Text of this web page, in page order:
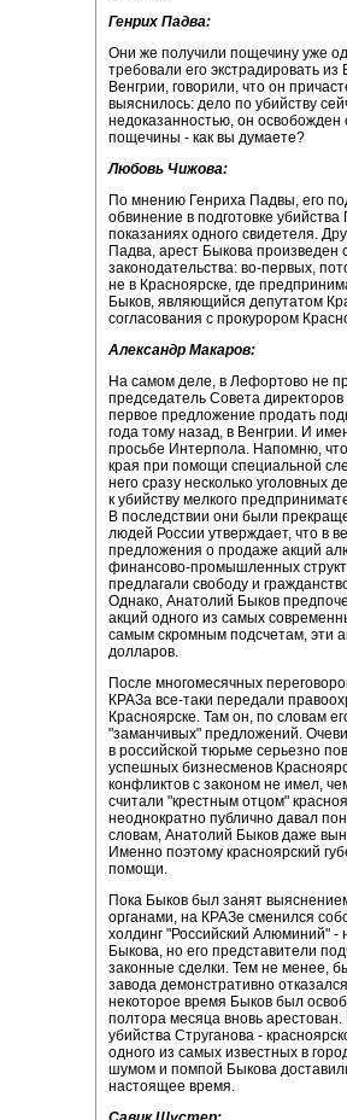
Генрих Падва:
Они же получили пощечину уже
требовали его экстрадировать
Венгрии, говорили, что он
выяснилось: дело по убийству
недоказанностью, он освобожден
пощечины - как вы думаете?
Любовь Чижова:
По мнению Генриха Падвы, его
обвинение в подготовке
показаниях одного свидетеля.
Падва, арест Быкова
законодательства: во-первых,
не в Красноярске, где
Быков, являющийся депутатом
согласования с прокурором
Александр Макаров:
На самом деле, в Лефортово не
председатель Совета
первое предложение продать
года тому назад, в Венгрии. И
просьбе Интерпола. Напомню, что
края при помощи специальной
него сразу несколько уголовных
к убийству мелкого
В последствии они были
людей России утверждает, что в
предложения о продаже акций
финансово-промышленных
предлагали свободу и
Однако, Анатолий Быков
акций одного из самых
самым скромным подсчетам, эти
долларов.
После многомесячных
КРАЗа все-таки передали
Красноярске. Там он, по словам
"заманчивых" предложений.
в российской тюрьме серьезно
успешных бизнесменов
конфликтов с законом не имел,
считали "крестным отцом"
неоднократно публично давал
словам, Анатолий Быков даже
Именно поэтому красноярский
помощи.
Пока Быков был занят
органами, на КРАЗе сменился
холдинг "Российский Алюминий" -
Быкова, но его представители
законные сделки. Тем не менее,
завода демонстративно
некоторое время Быков был
полтора месяца вновь
убийства Струганова -
одного из самых известных в
шумом и помпой Быкова
настоящее время.